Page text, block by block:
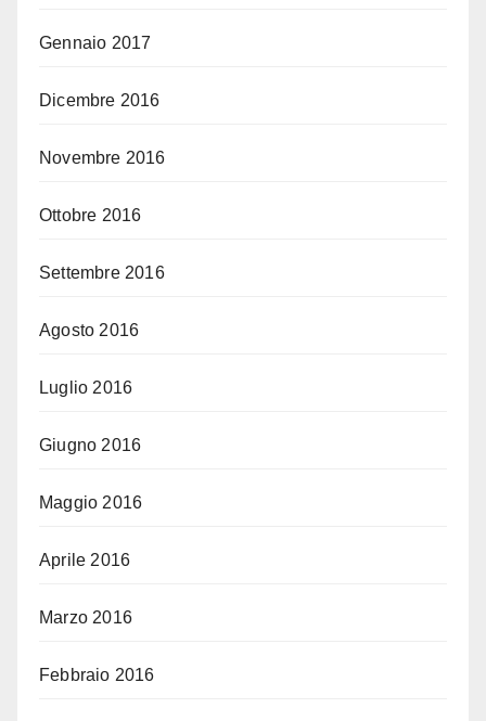
Gennaio 2017
Dicembre 2016
Novembre 2016
Ottobre 2016
Settembre 2016
Agosto 2016
Luglio 2016
Giugno 2016
Maggio 2016
Aprile 2016
Marzo 2016
Febbraio 2016